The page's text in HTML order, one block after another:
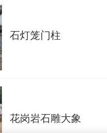
石灯笼门柱
花岗岩石雕大象